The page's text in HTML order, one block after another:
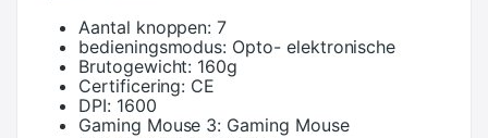
Aantal knoppen: 7
bedieningsmodus: Opto- elektronische
Brutogewicht: 160g
Certificering: CE
DPI: 1600
Gaming Mouse 3: Gaming Mouse